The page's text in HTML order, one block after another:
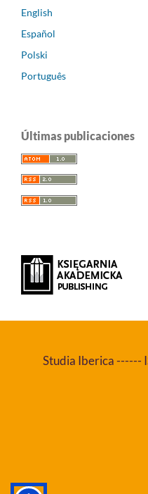
English
Español
Polski
Português
Últimas publicaciones
Studia Iberica ------